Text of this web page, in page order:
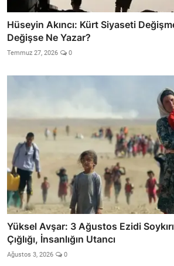
Hüseyin Akıncı: Kürt Siyaseti
Değişse Ne Yazar?
Temmuz 27, 2026 0
Yüksel Avşar: 3 Ağustos Ezidi
Çığlığı, İnsanlığın Utancı
Ağustos 3, 2026 0